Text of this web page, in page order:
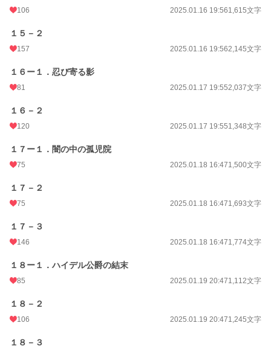
106 2025.01.16 19:561,615文字
１５－２
157 2025.01.16 19:562,145文字
１６ー１．忍び寄る影
81 2025.01.17 19:552,037文字
１６－２
120 2025.01.17 19:551,348文字
１７ー１．闇の中の孤児院
75 2025.01.18 16:471,500文字
１７－２
75 2025.01.18 16:471,693文字
１７－３
146 2025.01.18 16:471,774文字
１８ー１．ハイデル公爵の結末
85 2025.01.19 20:471,112文字
１８－２
106 2025.01.19 20:471,245文字
１８－３